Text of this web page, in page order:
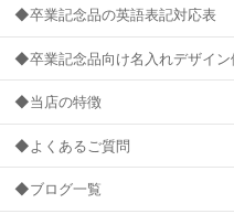
◆卒業記念品の英語表記対応表
◆卒業記念品向け名入れデザイン
◆当店の特徴
◆よくあるご質問
◆ブログ一覧